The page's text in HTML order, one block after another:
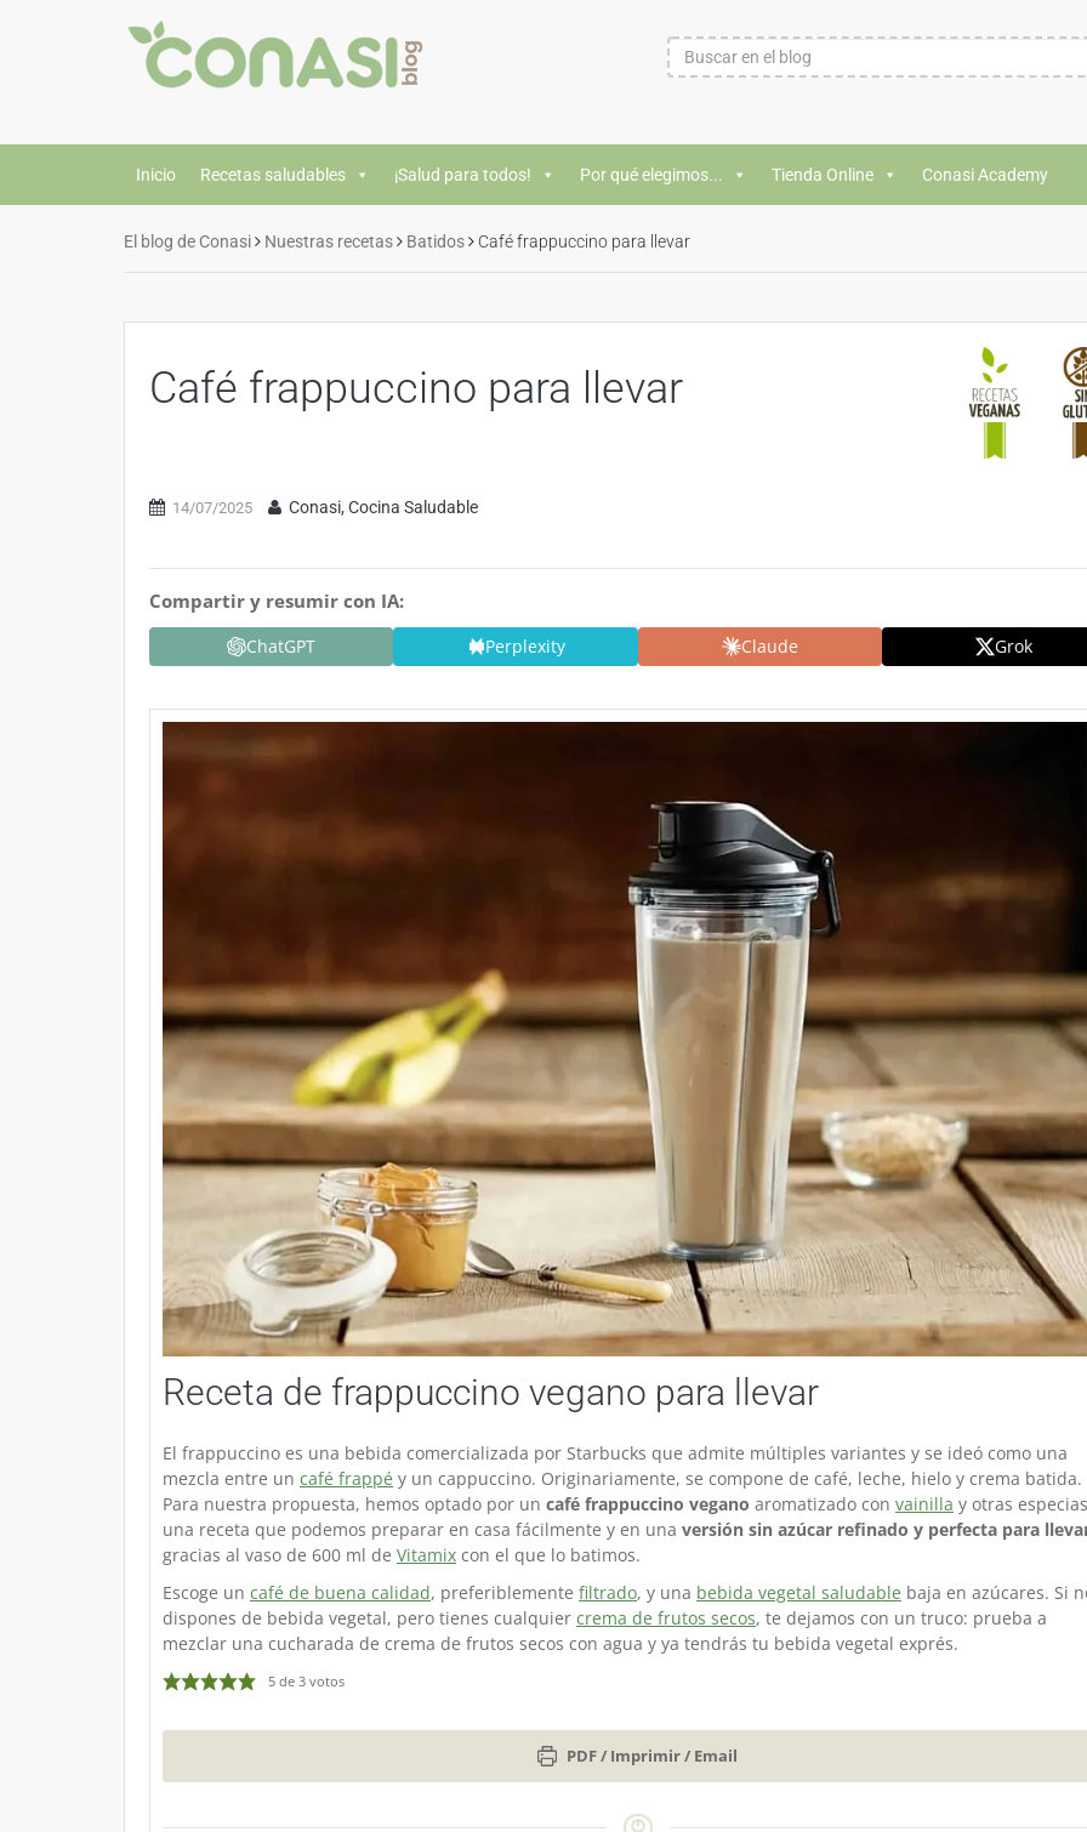
Inicio Recetas saludables ¡Salud para todos! Por qué elegimos... Tienda Online Conasi Academy
El blog de Conasi Nuestras recetas Batidos Café frappuccino para llevar
Café frappuccino para llevar
14/07/2025 Conasi, Cocina Saludable
Compartir y resumir con IA:
ChatGPT Perplexity Claude Grok
Receta de frappuccino vegano para llevar
El frappuccino es una bebida comercializada por Starbucks que admite múltiples variantes y se ideó como una
mezcla entre un café frappé y un cappuccino. Originariamente, se compone de café, leche, hielo y crema batida.
Para nuestra propuesta, hemos optado por un café frappuccino vegano aromatizado con vainilla y otras
una receta que podemos preparar en casa fácilmente y en una versión sin azúcar refinado y perfecta para
gracias al vaso de 600 ml de Vitamix con el que lo batimos.
Escoge un café de buena calidad, preferiblemente filtrado, y una bebida vegetal saludable baja en azúcares. Si
dispones de bebida vegetal, pero tienes cualquier crema de frutos secos, te dejamos con un truco: prueba a
mezclar una cucharada de crema de frutos secos con agua y ya tendrás tu bebida vegetal exprés.
5de 3votos
PDF / Imprimir / Email